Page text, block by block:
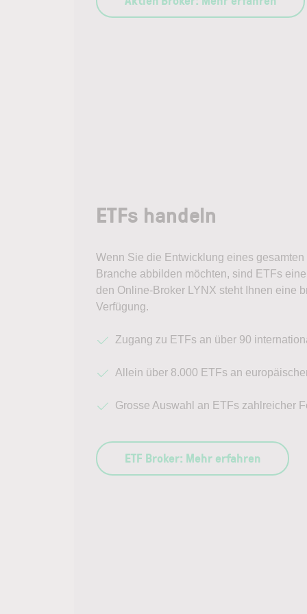
ETFs handeln
Wenn Sie die Entwicklung eines
Branche abbilden möchten, sind ETFs
den Online-Broker LYNX steht Ihnen eine
Verfügung.
Zugang zu ETFs an über 90
Allein über 8.000 ETFs an
Grosse Auswahl an ETFs zahlreicher
ETF Broker: Mehr erfahren